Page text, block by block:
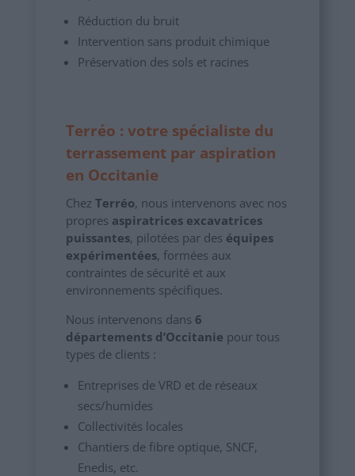
Réduction du bruit
Intervention sans produit chimique
Préservation des sols et racines
Terréo : votre spécialiste du
terrassement par aspiration
en Occitanie
Chez Terréo, nous intervenons avec nos
propres aspiratrices excavatrices
puissantes, pilotées par des équipes
expérimentées, formées aux
contraintes de sécurité et aux
environnements spécifiques.
Nous intervenons dans 6
départements d’Occitanie pour tous
types de clients :
Entreprises de VRD et de réseaux
secs/humides
Collectivités locales
Chantiers de fibre optique, SNCF,
Enedis, etc.